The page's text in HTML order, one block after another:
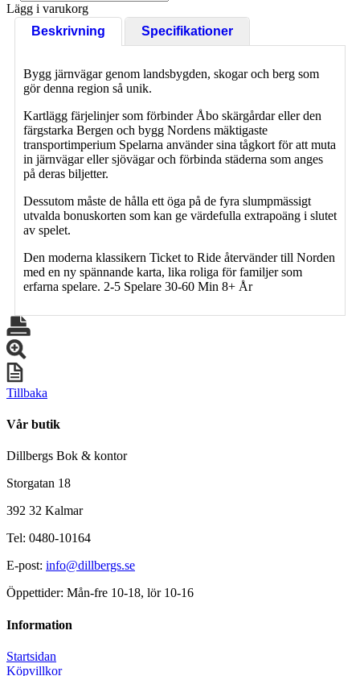
Lägg i varukorg
Beskrivning
Specifikationer
Bygg järnvägar genom landsbygden, skogar och berg som
gör denna region så unik.
Kartlägg färjelinjer som förbinder Åbo skärgårdar eller den
färgstarka Bergen och bygg Nordens mäktigaste
transportimperium Spelarna använder sina tågkort för att muta
in järnvägar eller sjövägar och förbinda städerna som anges
på deras biljetter.
Dessutom måste de hålla ett öga på de fyra slumpmässigt
utvalda bonuskorten som kan ge värdefulla extrapoäng i slutet
av spelet.
Den moderna klassikern Ticket to Ride återvänder till Norden
med en ny spännande karta, lika roliga för familjer som
erfarna spelare. 2-5 Spelare 30-60 Min 8+ År
Tillbaka
Vår butik
Dillbergs Bok & kontor
Storgatan 18
392 32 Kalmar
Tel: 0480-10164
E-post: info@dillbergs.se
Öppettider: Mån-fre 10-18, lör 10-16
Information
Startsidan
Köpvillkor